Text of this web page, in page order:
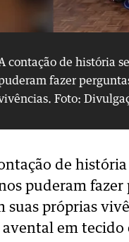
contação de história
fazer
Foto:
de
puderam fazer
suas próprias
em tecido